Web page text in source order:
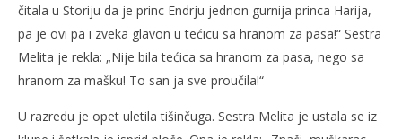
čitala u Storiju da je princ Endrju jednon gurnija princa Harija,
pa je ovi pa i zveka glavon u tećicu sa hranom za pasa!“ Sestra
Melita je rekla: „Nije bila tećica sa hranom za pasa, nego sa
hranom za mašku! To san ja sve proučila!“
U razredu je opet uletila tišinčuga. Sestra Melita je ustala se iz